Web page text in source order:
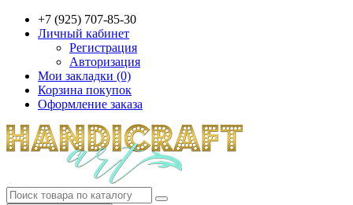
+7 (925) 707-85-30
Личный кабинет
Регистрация
Авторизация
Мои закладки (0)
Корзина покупок
Оформление заказа